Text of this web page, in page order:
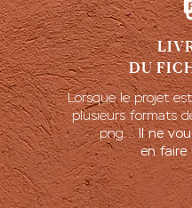
Lorsque le projet
plusieurs formats
png...Il ne
en faire
DU